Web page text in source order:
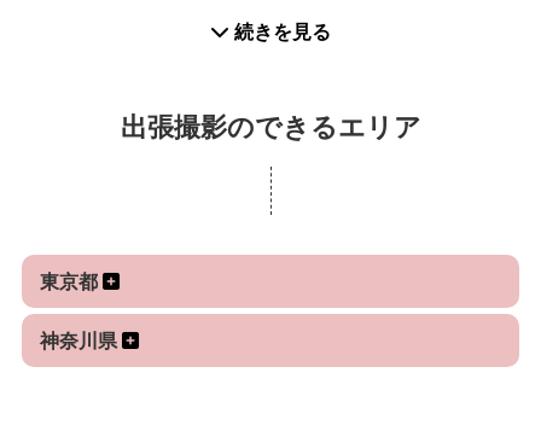
「子どもがじっとしていられるか心配」
「どんな場所で撮ればよいかわからない」
という方も、お気軽にご相談ください。
続きを見る
出張撮影のできるエリア
東京都
神奈川県